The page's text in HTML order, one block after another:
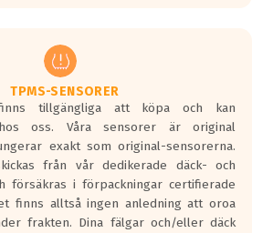
TPMS-SENSORER
finns tillgängliga att köpa och kan
oss. Våra sensorer är original
exakt som original-sensorerna.
från vår dedikerade däck- och
försäkras i förpackningar certifierade
finns alltså ingen anledning att oroa
frakten. Dina fälgar och/eller däck